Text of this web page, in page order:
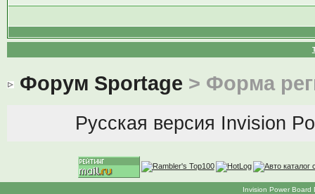
Форум Sportage > Форма
Русская версия Invision
Invision Power